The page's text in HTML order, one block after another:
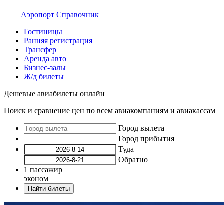
Аэропорт Справочник
Гостиницы
Ранняя регистрация
Трансфер
Аренда авто
Бизнес-залы
Ж/д билеты
Дешевые авиабилеты онлайн
Поиск и сравнение цен по всем авиакомпаниям и авиакассам
Город вылета
Город прибытия
Туда
Обратно
1 пассажир
эконом
Найти билеты